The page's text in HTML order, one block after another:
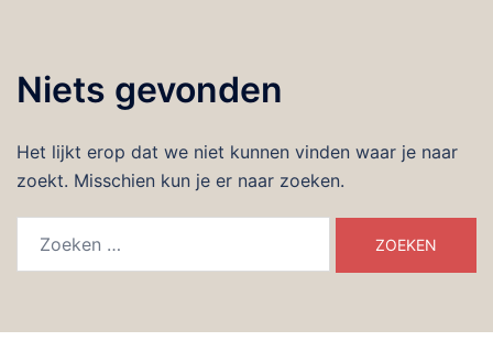
Niets gevonden
Het lijkt erop dat we niet kunnen vinden waar je naar
zoekt. Misschien kun je er naar zoeken.